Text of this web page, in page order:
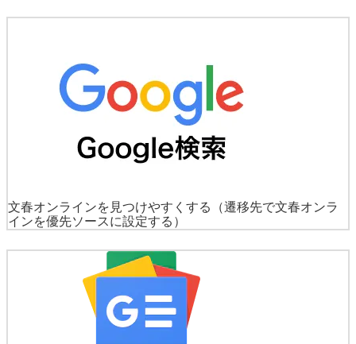
文春オンラインを見つけやすくする
（遷移先で文春オンラ
インを優先ソースに設定する）